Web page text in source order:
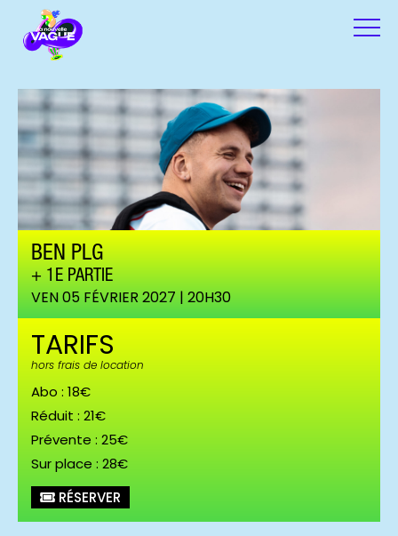
BEN PLG
1E PARTIE
VEN 05 FÉVRIER 2027 | 20H30
TARIFS
hors frais de location
Abo : 18€
Réduit : 21€
Prévente : 25€
Sur place : 28€
RÉSERVER